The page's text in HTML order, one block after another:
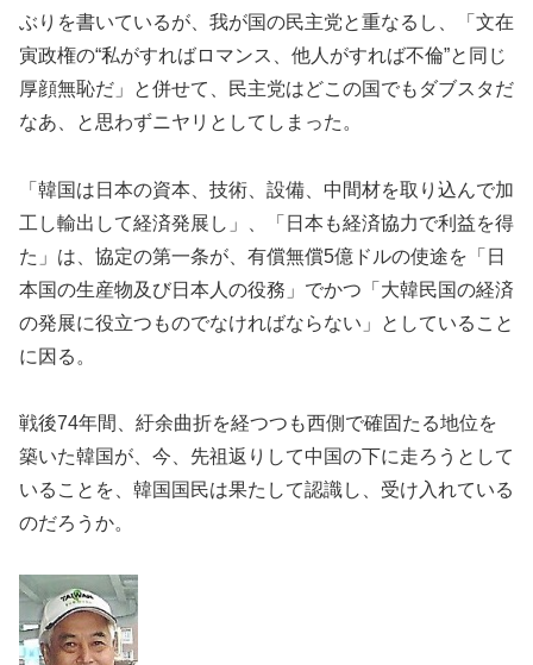
ぶりを書いているが、我が国の民主党と重なるし、「文在
寅政権の“私がすればロマンス、他人がすれば不倫”と同じ
厚顔無恥だ」と併せて、民主党はどこの国でもダブスタだ
なあ、と思わずニヤリとしてしまった。
「韓国は日本の資本、技術、設備、中間材を取り込んで加
工し輸出して経済発展し」、「日本も経済協力で利益を得
た」は、協定の第一条が、有償無償5億ドルの使途を「日
本国の生産物及び日本人の役務」でかつ「大韓民国の経済
の発展に役立つものでなければならない」としていること
に因る。
戦後74年間、紆余曲折を経つつも西側で確固たる地位を
築いた韓国が、今、先祖返りして中国の下に走ろうとして
いることを、韓国国民は果たして認識し、受け入れている
のだろうか。